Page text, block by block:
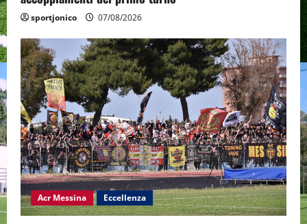
sportjonico 07/08/2026
Acr Messina Eccellenza